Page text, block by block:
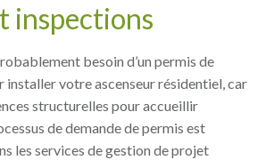
inspections
besoin d’un permis de
votre ascenseur résidentiel, car
structurelles pour accueillir
de demande de permis est
les services de gestion de projet